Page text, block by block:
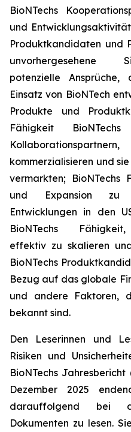
BioNTechs
und
Produktkandidaten und
unvorhergesehene
potenzielle
Einsatz von BioNTech
Produkte und
Fähigkeit
kommerzialisieren und
vermarkten; BioNTechs
und Expansion zu
Entwicklungen in den
BioNTechs
effektiv zu skalieren
BioNTechs
Bezug auf das globale
und andere Faktoren,
bekannt sind.
Den Leserinnen und
Risiken und
BioNTechs
Dezember 2025
darauffolgend bei
Dokumenten zu lesen.